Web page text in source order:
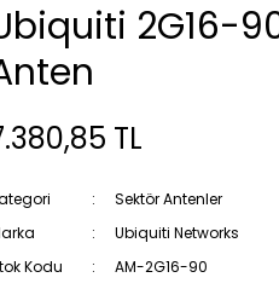
2G16-
TL
Sektör Antenler
Ubiquiti Networks
Kodu
AM-2G16-90